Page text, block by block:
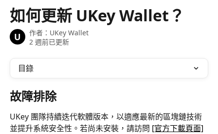
如何更新 UKey Wallet？
U 作者： UKey Wallet
2 週前已更新
目錄
故障排除
UKey 團隊持續迭代軟體版本，以適應最新的區塊鏈技術
並提升系統安全性。若尚未安裝，請訪問 [官方下載頁面]